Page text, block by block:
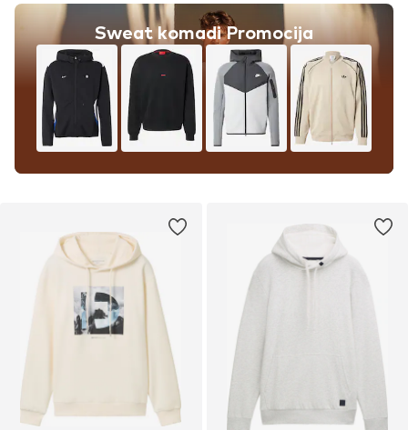
Sweat komadi Promocija